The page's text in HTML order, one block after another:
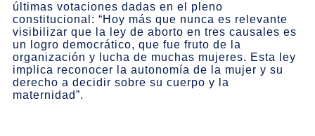
últimas votaciones dadas en el pleno
constitucional: “Hoy más que nunca es relevante
visibilizar que la ley de aborto en tres causales es
un logro democrático, que fue fruto de la
organización y lucha de muchas mujeres. Esta ley
implica reconocer la autonomía de la mujer y su
derecho a decidir sobre su cuerpo y la
maternidad”.